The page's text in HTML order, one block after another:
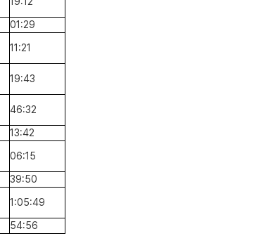
01:29
11:21
19:43
46:32
13:42
06:15
39:50
1:05:49
54:56